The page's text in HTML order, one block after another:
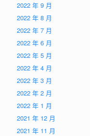
2022 年 9 月
2022 年 8 月
2022 年 7 月
2022 年 6 月
2022 年 5 月
2022 年 4 月
2022 年 3 月
2022 年 2 月
2022 年 1 月
2021 年 12 月
2021 年 11 月